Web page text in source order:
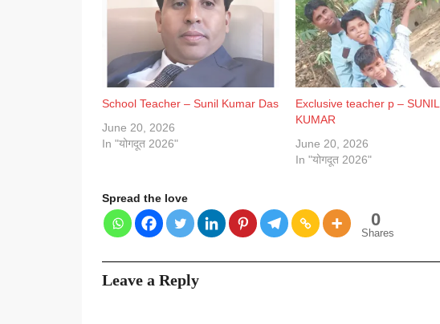
School Teacher – Sunil Kumar Das
June 20, 2026
In "योगदूत 2026"
Exclusive teacher p – SUNIL
KUMAR
June 20, 2026
In "योगदूत 2026"
Spread the love
0
Shares
Leave a Reply